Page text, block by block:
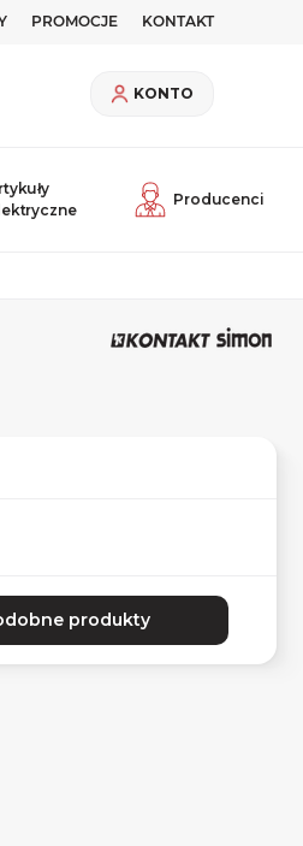
PROMOCJE KONTAKT
KONTO
Producenci
produkty